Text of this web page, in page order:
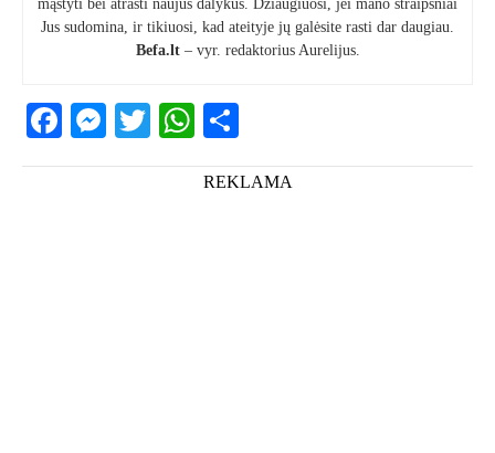
mąstyti bei atrasti naujus dalykus. Džiaugiuosi, jei mano straipsniai
Jus sudomina, ir tikiuosi, kad ateityje jų galėsite rasti dar daugiau.
Befa.lt– vyr. redaktorius Aurelijus.
Facebook
Messenger
TwitterWhatsApp
REKLAMA